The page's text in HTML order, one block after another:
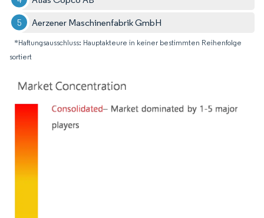
Aerzener Maschinenfabrik GmbH
*Haftungsausschluss: Hauptakteure in keiner bestimmten Reihenfolge
sortiert